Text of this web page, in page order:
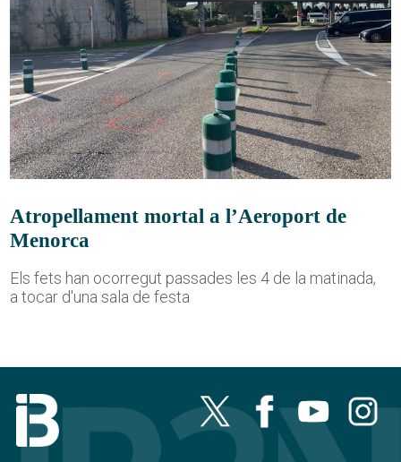
Atropellament mortal a l’Aeroport de
Menorca
Els fets han ocorregut passades les 4 de la matinada,
a tocar d'una sala de festa